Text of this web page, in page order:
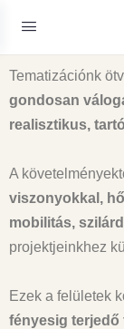
Tematizációnk
gondosan
realisztikus,
A
viszonyokkal,
mobilitás,
projektjeinkhez
Ezek a felületek
fényesig terjedő